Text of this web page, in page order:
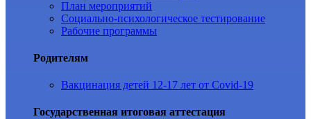
План мероприятий
Социально-психологическое тестирование
Рабочие программы
Родителям
Вакцинация детей 12-17 лет от Covid-19
Государственная итоговая аттестация